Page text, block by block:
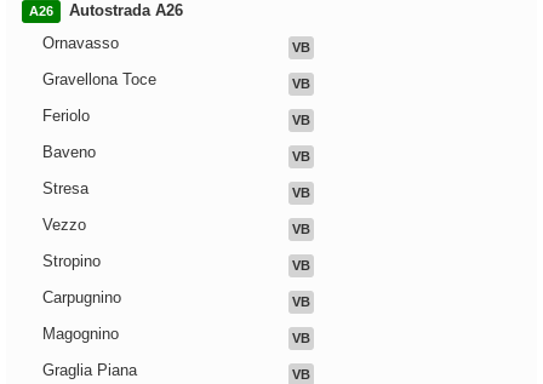
A26
Autostrada A26
Ornavasso
VB
Gravellona Toce VB
Feriolo VB
Baveno VB
Stresa VB
Vezzo VB
Stropino VB
Carpugnino VB
Magognino VB
Graglia Piana VB